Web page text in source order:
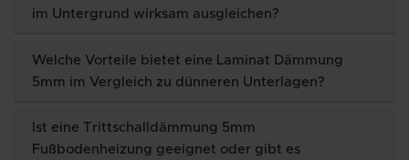
im Untergrund wirksam ausgleichen?
Welche Vorteile bietet eine Laminat Dämmung
5mm im Vergleich zu dünneren Unterlagen?
Ist eine Trittschalldämmung 5mm
Fußbodenheizung geeignet oder gibt es